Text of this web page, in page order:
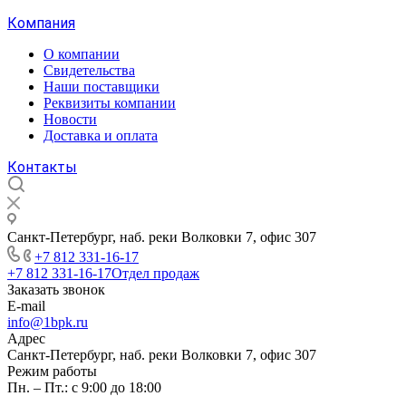
Компания
О компании
Свидетельства
Наши поставщики
Реквизиты компании
Новости
Доставка и оплата
Контакты
Санкт-Петербург, наб. реки Волковки 7, офис 307
+7 812 331-16-17
+7 812 331-16-17Отдел продаж
Заказать звонок
E-mail
info@1bpk.ru
Адрес
Санкт-Петербург, наб. реки Волковки 7, офис 307
Режим работы
Пн. – Пт.: с 9:00 до 18:00